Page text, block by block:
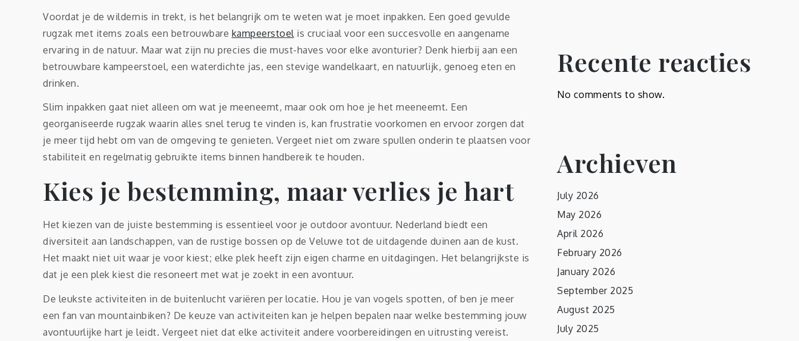
Voordat je de wildernis in trekt, is het belangrijk om te weten wat je moet inpakken. Een goed gevulde
rugzak met items zoals een betrouwbare kampeerstoel is cruciaal voor een succesvolle en aangename
ervaring in de natuur. Maar wat zijn nu precies die must-haves voor elke avonturier? Denk hierbij aan een
betrouwbare kampeerstoel, een waterdichte jas, een stevige wandelkaart, en natuurlijk, genoeg eten en
drinken.
Slim inpakken gaat niet alleen om wat je meeneemt, maar ook om hoe je het meeneemt. Een
georganiseerde rugzak waarin alles snel terug te vinden is, kan frustratie voorkomen en ervoor zorgen dat
je meer tijd hebt om van de omgeving te genieten. Vergeet niet om zware spullen onderin te plaatsen voor
stabiliteit en regelmatig gebruikte items binnen handbereik te houden.
Kies je bestemming, maar verlies je hart
Het kiezen van de juiste bestemming is essentieel voor je outdoor avontuur. Nederland biedt een
diversiteit aan landschappen, van de rustige bossen op de Veluwe tot de uitdagende duinen aan de kust.
Het maakt niet uit waar je voor kiest; elke plek heeft zijn eigen charme en uitdagingen. Het belangrijkste is
dat je een plek kiest die resoneert met wat je zoekt in een avontuur.
De leukste activiteiten in de buitenlucht variëren per locatie. Hou je van vogels spotten, of ben je meer
een fan van mountainbiken? De keuze van activiteiten kan je helpen bepalen naar welke bestemming jouw
avontuurlijke hart je leidt. Vergeet niet dat elke activiteit andere voorbereidingen en uitrusting vereist.
Recente reacties
No comments to show.
Archieven
July 2026
May 2026
April 2026
February 2026
January 2026
September 2025
August 2025
July 2025